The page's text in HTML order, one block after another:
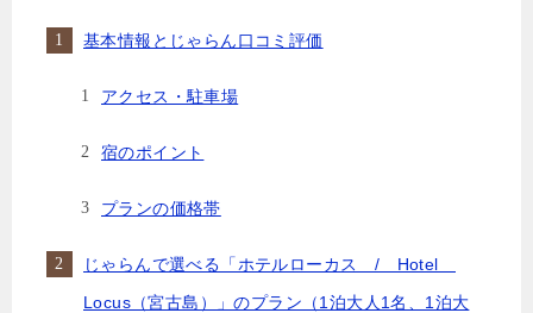
基本情報とじゃらん口コミ評価
アクセス・駐車場
宿のポイント
プランの価格帯
じゃらんで選べる「ホテルローカス / Hotel
Locus（宮古島）」のプラン（1泊大人1名、1泊大